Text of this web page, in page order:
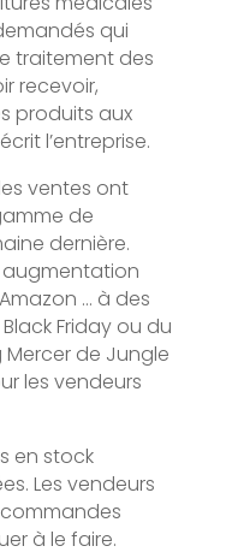
qui
traitement des
recevoir,
produits aux
l’entreprise.
ventes ont
de
dernière.
augmentation
… à des
Friday ou du
Mercer de Jungle
les vendeurs
en stock
Les vendeurs
à le faire.